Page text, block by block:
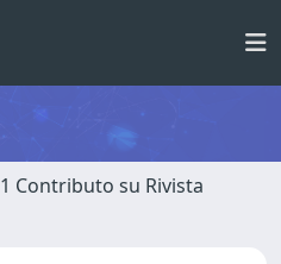
1 Contributo su Rivista